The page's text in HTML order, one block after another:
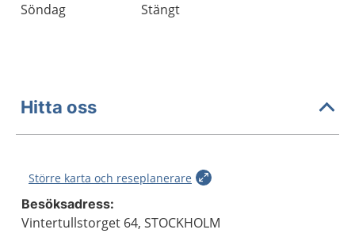
Söndag
Stängt
Hitta oss
Större karta och reseplanerare
Besöksadress:
Vintertullstorget 64, STOCKHOLM